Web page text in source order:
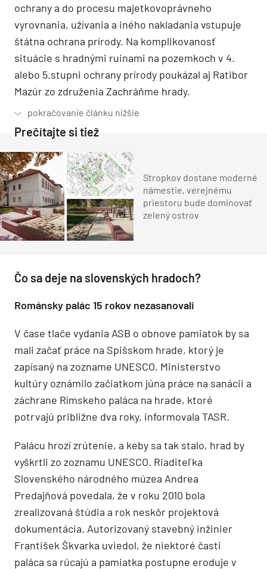
ochrany a do procesu majetkovoprávneho
vyrovnania, užívania a iného nakladania vstupuje
štátna ochrana prírody. Na komplikovanosť
situácie s hradnými ruinami na pozemkoch v 4.
alebo 5.stupni ochrany prírody poukázal aj Ratibor
Mazúr zo združenia Zachráňme hrady.
Prečítajte si tiež
Stropkov dostane moderné
námestie, verejnému
priestoru bude dominovať
zelený ostrov
Čo sa deje na slovenských hradoch?
Románsky palác 15 rokov nezasanovali
V čase tlače vydania ASB o obnove pamiatok by sa
mali začať práce na Spišskom hrade, ktorý je
zapísaný na zozname UNESCO. Ministerstvo
kultúry oznámilo začiatkom júna práce na sanácii a
záchrane Rímskeho paláca na hrade, ktoré
potrvajú približne dva roky, informovala TASR.
Palácu hrozí zrútenie, a keby sa tak stalo, hrad by
vyškrtli zo zoznamu UNESCO. Riaditeľka
Slovenského národného múzea Andrea
Predajňová povedala, že v roku 2010 bola
zrealizovaná štúdia a rok neskôr projektová
dokumentácia. Autorizovaný stavebný inžinier
František Škvarka uviedol, že niektoré časti
paláca sa rúcajú a pamiatka postupne eroduje v